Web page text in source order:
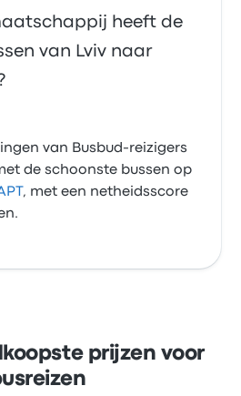
heeft de
van Lviv naar
van Busbud-reizigers
de schoonste bussen op
, met een netheidsscore
prijzen voor